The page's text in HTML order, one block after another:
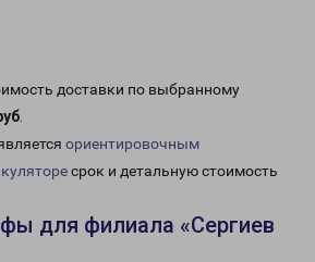
доставки по выбранному
.
ориентировочным
срок и детальную стоимость
для филиала «Сергиев